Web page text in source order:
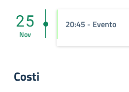
20:45 - Evento
25
Nov
Costi